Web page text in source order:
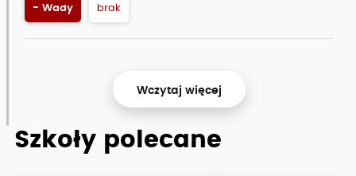
- Wady brak
Wczytaj więcej
Szkoły polecane